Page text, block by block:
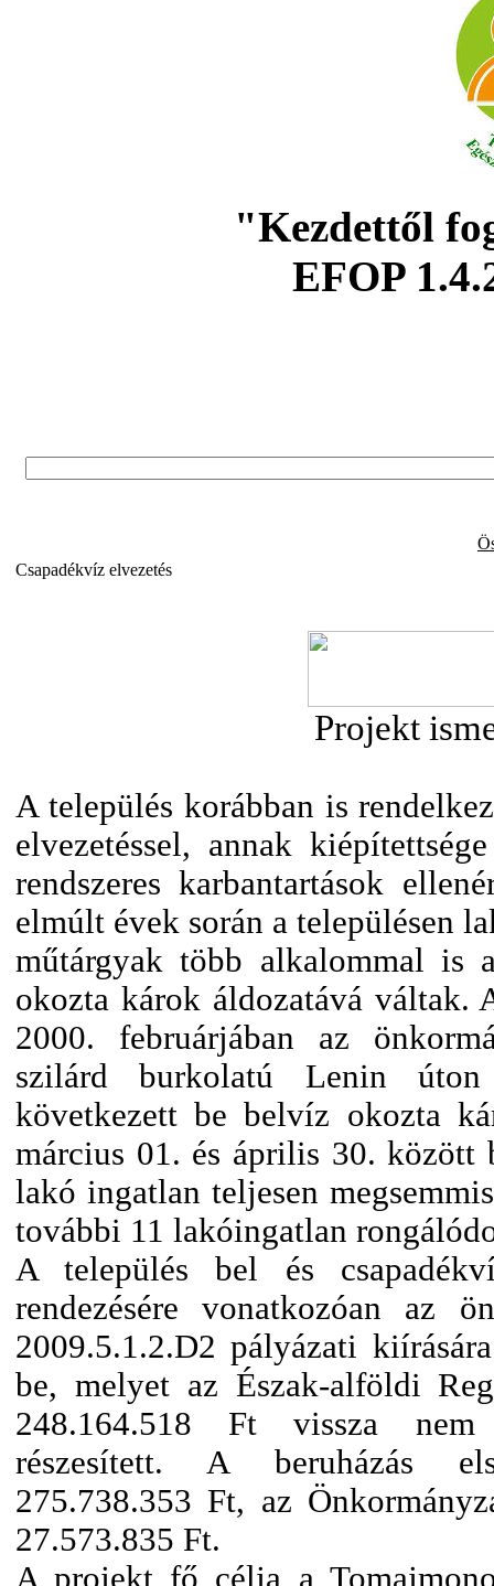
"Kezdettől
EFOP
Csapadékvíz elvezetés
Projekt
A település korábban is
elvezetéssel, annak
rendszeres karbantartások
elmúlt évek során a településen
műtárgyak több alkalommal is
okozta károk áldozatává váltak.
2000. februárjában az
szilárd burkolatú Lenin
következett be belvíz okozta
március 01. és április 30. között
lakó ingatlan teljesen
további 11 lakóingatlan
A település bel és
rendezésére vonatkozóan az
2009.5.1.2.D2 pályázati
be, melyet az Észak-alföldi
248.164.518 Ft vissza nem
részesített. A beruházás
275.738.353 Ft, az
27.573.835 Ft.
A projekt fő célja a